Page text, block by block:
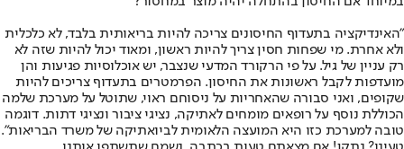
"האינדיקציה בתעדוף החיסונים צריכה להיות בריאותית בלבד, לא כלכלית
ולא אחרת. מי שפחות חסין צריך להיות ראשון, ומאוד יכול להיות שזה לא
רק עניין של גיל. על פי הרקורד המדעי שנצבר, יש אוכלוסיות פגיעות והן
מועדפות לקבל ראשונות את החיסון. הפרמטרים בתעדוף צריכים להיות
שקופים, ואני סבורה שהאחריות על ניסוחם ראוי, שתוטל על מערכת שלמה
הכוללת נוסף על רופאים מומחים לאתיקה, נציגי ציבור ונציגי דתות. דוגמה
טובה למערכת כזו היא המועצה הלאומית לביואתיקה של משרד הבריאות".